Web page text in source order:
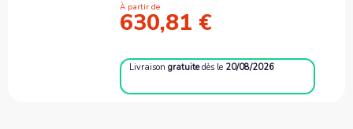
À partir de
630,81 €
Livraisongratuite dès le 20/08/2026